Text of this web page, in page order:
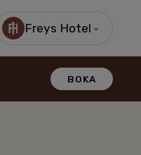
Freys Hotel
BOKA